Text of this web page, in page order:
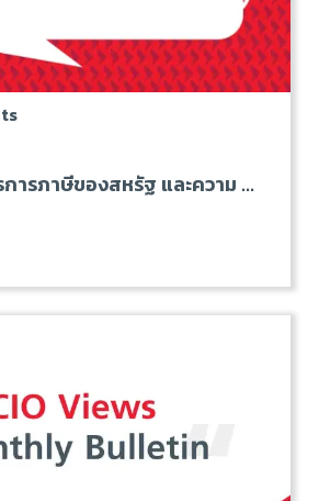
ารภาษีของสหรัฐ และความ ...